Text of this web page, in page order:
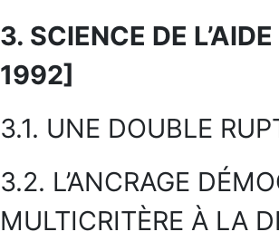
3. SCIENCE DE
1992]
3.1. UNE DOUBLE
3.2. L’ANCRAGE
MULTICRITÈRE À LA